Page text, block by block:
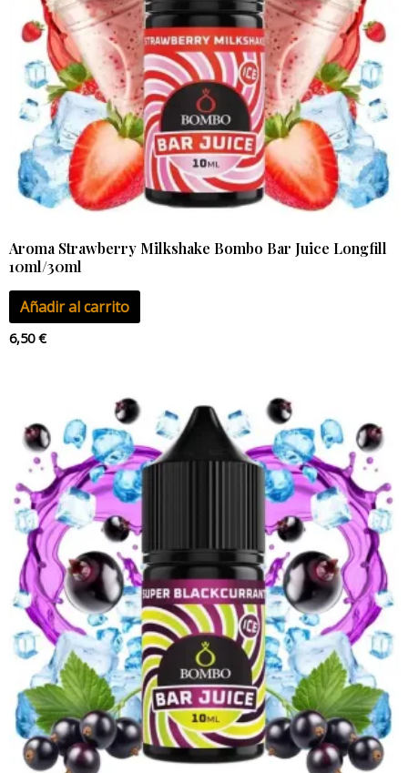
Aroma Strawberry Milkshake Bombo Bar Juice Longfill
10ml/30ml
Añadir al carrito
6,50€